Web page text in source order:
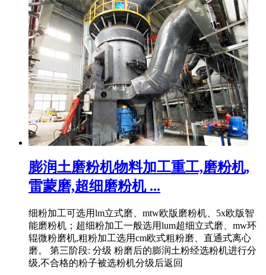
膨润土磨粉机物料加工重工,磨粉机,
雷蒙磨,超细磨粉机 ...
细粉加工可选用lm立式磨、mtw欧版磨粉机、5x欧版智
能磨粉机；超细粉加工一般选用lum超细立式磨、mw环
辊微粉磨机,粗粉加工选用cm欧式粗粉磨、直通式离心
磨。 第三阶段: 分级 粉磨后的膨润土粉经选粉机进行分
级,不合格的粉子被选粉机分级后返回